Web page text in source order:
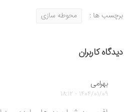
برچسب ها : محوطه سازی
دیدگاه کاربران
بهرامی
1404/01/09 - 18:12